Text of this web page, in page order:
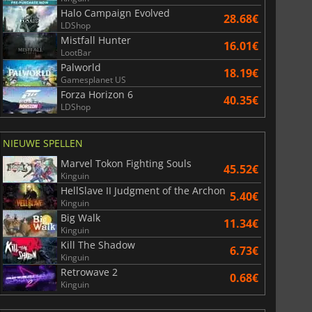
Halo Campaign Evolved
LDShop 28.68€
Mistfall Hunter
LootBar 16.01€
Palworld
Gamesplanet US 18.19€
Forza Horizon 6
LDShop 40.35€
NIEUWE SPELLEN
Marvel Tokon Fighting Souls
Kinguin 45.52€
HellSlave II Judgment of the Archon
Kinguin 5.40€
Big Walk
Kinguin 11.34€
Kill The Shadow
Kinguin 6.73€
Retrowave 2
Kinguin 0.68€